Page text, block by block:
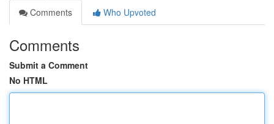
Comments
Who Upvoted
Comments
Submit a Comment
No HTML